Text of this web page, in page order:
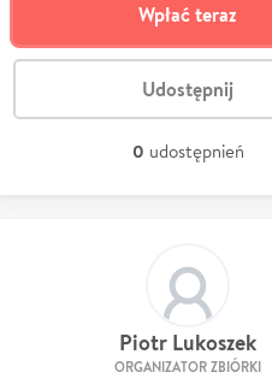
Wpłać teraz
Udostępnij
0 udostępnień
Piotr Lukoszek
ORGANIZATOR ZBIÓRKI